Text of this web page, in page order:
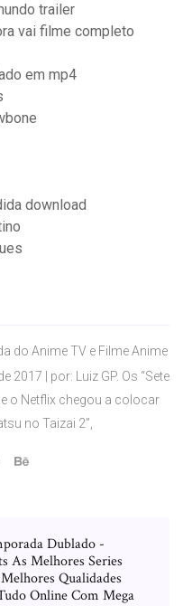
trailer
vai filme completo
em mp4
download
do Anime TV e Filme Anime
2017 | por: Luiz GP. Os “Sete
o Netflix chegou a colocar
no Taizai 2”,
Dublado -
As Melhores Series
Qualidades
Online Com Mega